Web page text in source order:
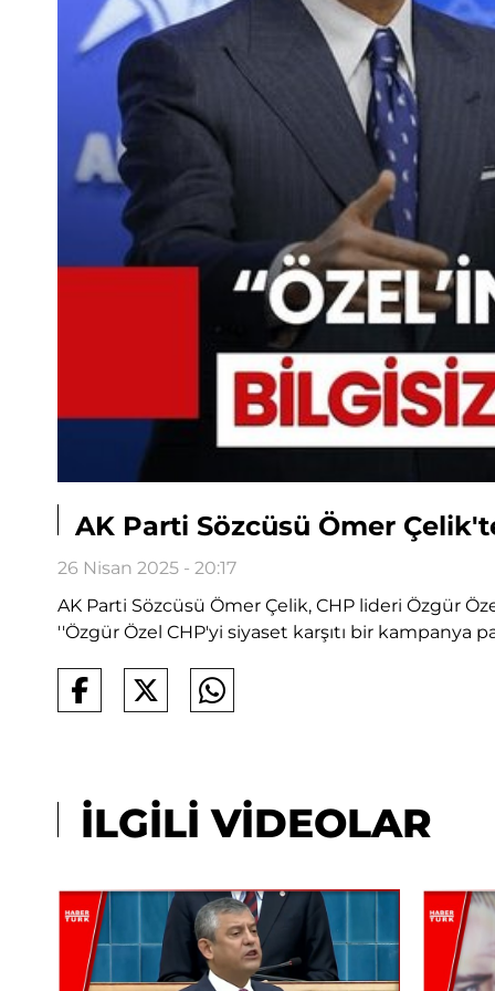
AK Parti Sözcüsü Ömer
26 Nisan 2025 - 20:17
AK Parti Sözcüsü Ömer Çelik, CHP lideri Özgür
''Özgür Özel CHP'yi siyaset karşıtı bir
İLGİLİ VİDEOLAR